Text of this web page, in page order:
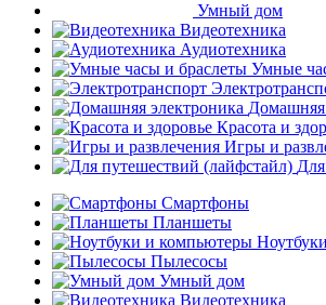
Умный дом
Видеотехника
Аудиотехника
Умные
Домашняя
Красота и
Игры и
Смартфоны
Планшеты
Пылесосы
Умный дом
Видеотехника